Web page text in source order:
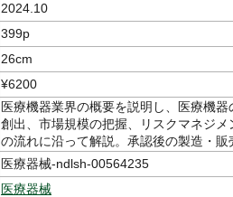
2024.10
399p
26cm
¥6200
医療機器業界の概要を説明し、医療機
創出、市場規模の把握、リスクマネジ
の流れに沿って解説。承認後の製造・
医療器械-ndlsh-00564235
医療器械